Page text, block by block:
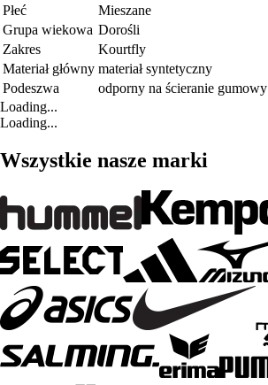
Płeć
Mieszane
Grupa wiekowa Dorośli
Zakres
Kourtfly
Materiał główny materiał syntetyczny
Podeszwa
odporny na ścieranie gumowy
Loading...
Loading...
Wszystkie nasze marki